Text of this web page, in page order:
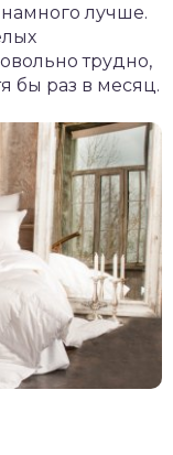
лучше.
трудно,
бы раз в месяц.